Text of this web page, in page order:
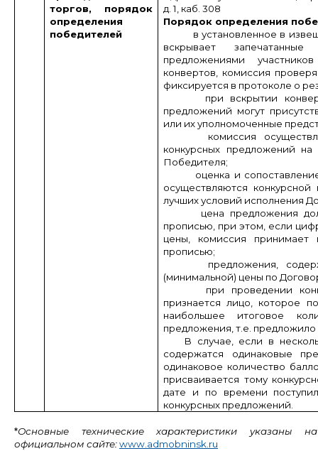
торгов, порядок
определения
победителей
д. 1, каб. 308
Порядок определения
в установленное в
вскрывает
предложениями
конвертов, комиссия
фиксируется в протоколе о
при вскрытии
предложений могут
или их уполномоченные
комиссия
конкурсных предложений
Победителя;
оценка и
осуществляются
лучших условий исполнения
цена предложения
прописью, при этом, если
цены, комиссия принимает
прописью;
предложения,
(минимальной) цены по
при проведении
признается лицо, которое
наибольшее итоговое
предложения, т.е. предложило
В случае, если в
содержатся одинаковые
одинаковое количество
присваивается тому
дате и по времени
конкурсных предложений.
*Основные технические характеристики указаны на
официальном сайте:www.admobninsk.ru